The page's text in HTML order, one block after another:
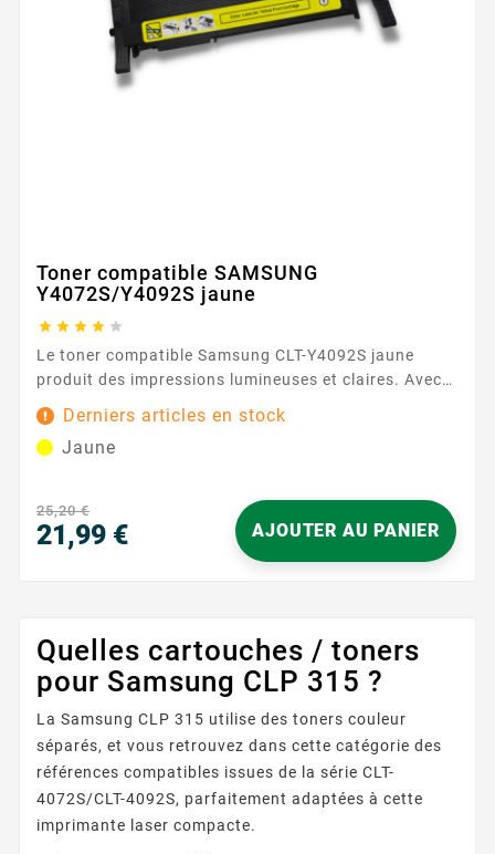
Toner compatible SAMSUNG
Y4072S/Y4092S jaune
    
Le toner compatible Samsung CLT-Y4092S jaune
produit des impressions lumineuses et claires. Avec
une capacité de 1000 pages, ce toner assure des
résultats constants et fiables. Caractéristiques
principales : Couleur : Jaune Capacité d'impression :
Derniers articles en stock
Jaune
25,20 €
21,99 € AJOUTER AU PANIER
Quelles cartouches / toners
pour Samsung CLP 315 ?
La Samsung CLP 315 utilise des toners couleur
séparés, et vous retrouvez dans cette catégorie des
références compatibles issues de la série CLT-
4072S/CLT-4092S, parfaitement adaptées à cette
imprimante laser compacte.